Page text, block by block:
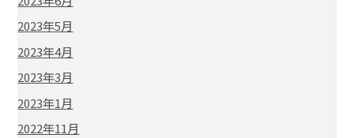
2023年5月
2023年4月
2023年3月
2023年1月
2022年11月